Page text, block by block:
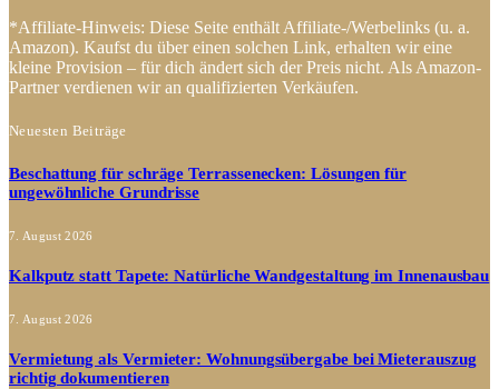
*Affiliate-Hinweis: Diese Seite enthält Affiliate-/Werbelinks (u. a.
Amazon). Kaufst du über einen solchen Link, erhalten wir eine
kleine Provision – für dich ändert sich der Preis nicht. Als Amazon-
Partner verdienen wir an qualifizierten Verkäufen.
Neuesten Beiträge
Beschattung für schräge Terrassenecken: Lösungen für
ungewöhnliche Grundrisse
7. August 2026
Kalkputz statt Tapete: Natürliche Wandgestaltung im Innenausbau
7. August 2026
Vermietung als Vermieter: Wohnungsübergabe bei Mieterauszug
richtig dokumentieren